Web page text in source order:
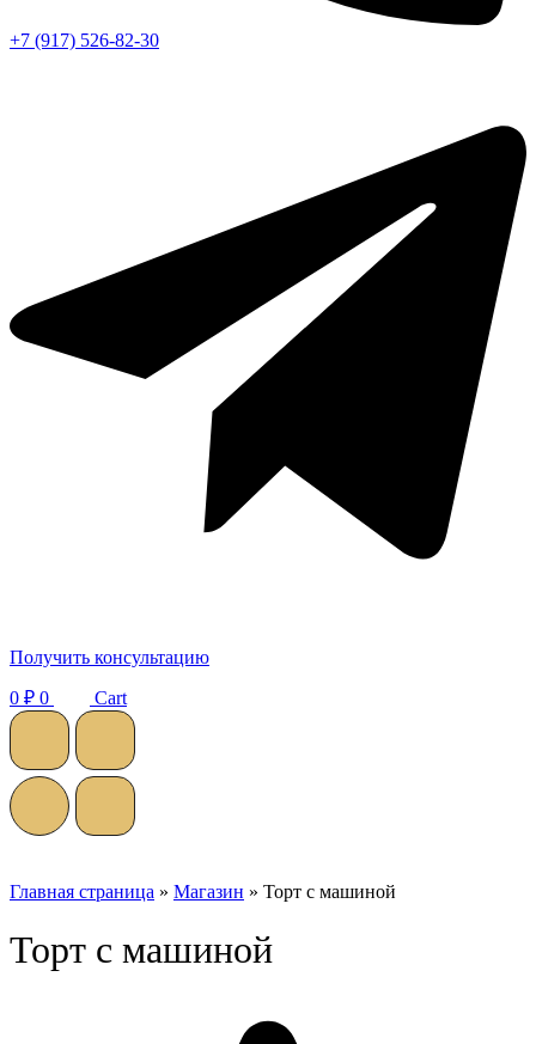
+7 (917) 526-82-30
Получить консультацию
0 ₽ 0 Cart
Главная страница » Магазин » Торт с машиной
Торт с машиной